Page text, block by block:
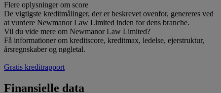
Flere oplysninger om score
De vigtigste kreditmålinger, der er beskrevet ovenfor, genereres ved
at vurdere Newmanor Law Limited inden for dens branche.
Vil du vide mere om Newmanor Law Limited?
Få informationer om kreditscore, kreditmax, ledelse, ejerstruktur,
årsregnskaber og nøgletal.
Gratis kreditrapport
Finansielle data